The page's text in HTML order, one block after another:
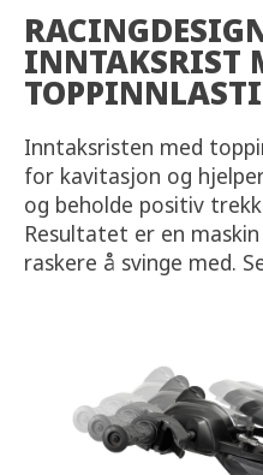
INNTAKSRIST
Inntaksristen med
for kavitasjon og
og beholde positiv
Resultatet er en
raskere å svinge med.